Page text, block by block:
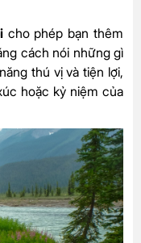
cho phép bạn thêm
cách nói những gì
thú vị và tiện lợi,
hoặc kỷ niệm của